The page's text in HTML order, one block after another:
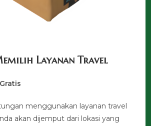
Layanan Travel
menggunakan layanan travel
akan dijemput dari lokasi yang